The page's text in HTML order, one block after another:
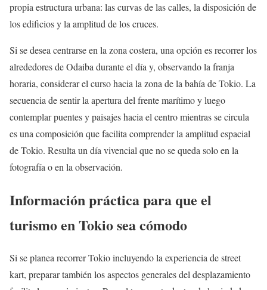
propia estructura urbana: las curvas de las calles, la disposición de
los edificios y la amplitud de los cruces.
Si se desea centrarse en la zona costera, una opción es recorrer los
alrededores de Odaiba durante el día y, observando la franja
horaria, considerar el curso hacia la zona de la bahía de Tokio. La
secuencia de sentir la apertura del frente marítimo y luego
contemplar puentes y paisajes hacia el centro mientras se circula
es una composición que facilita comprender la amplitud espacial
de Tokio. Resulta un día vivencial que no se queda solo en la
fotografía o en la observación.
Información práctica para que el
turismo en Tokio sea cómodo
Si se planea recorrer Tokio incluyendo la experiencia de street
kart, preparar también los aspectos generales del desplazamiento